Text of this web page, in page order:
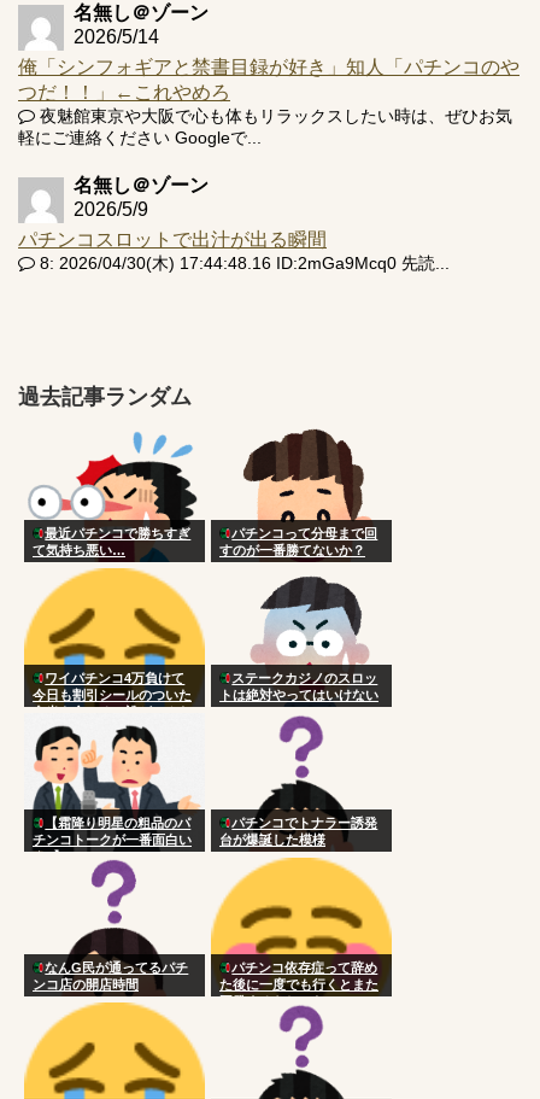
名無し＠ゾーン
2026/5/14
俺「シンフォギアと禁書目録が好き」知人「パチンコのや
つだ！！」←これやめろ
夜魅館東京や大阪で心も体もリラックスしたい時は、ぜひお気
軽にご連絡ください Googleで...
名無し＠ゾーン
2026/5/9
パチンコスロットで出汁が出る瞬間
8: 2026/04/30(木) 17:44:48.16 ID:2mGa9Mcq0 先読...
過去記事ランダム
最近パチンコで勝ちすぎ
て気持ち悪い…
パチンコって分母まで回
すのが一番勝てないか？
ワイパチンコ4万負けて
今日も割引シールのついた
弁当を食べる 誰がこんな
国にした
ステークカジノのスロッ
トは絶対やってはいけない
【霜降り明星の粗品のパ
チンコトークが一番面白い
★1】
パチンコでトナラー誘発
台が爆誕した模様
なんG民が通ってるパチ
ンコ店の開店時間
パチンコ依存症って辞め
た後に一度でも行くとまた
再発するらしいな